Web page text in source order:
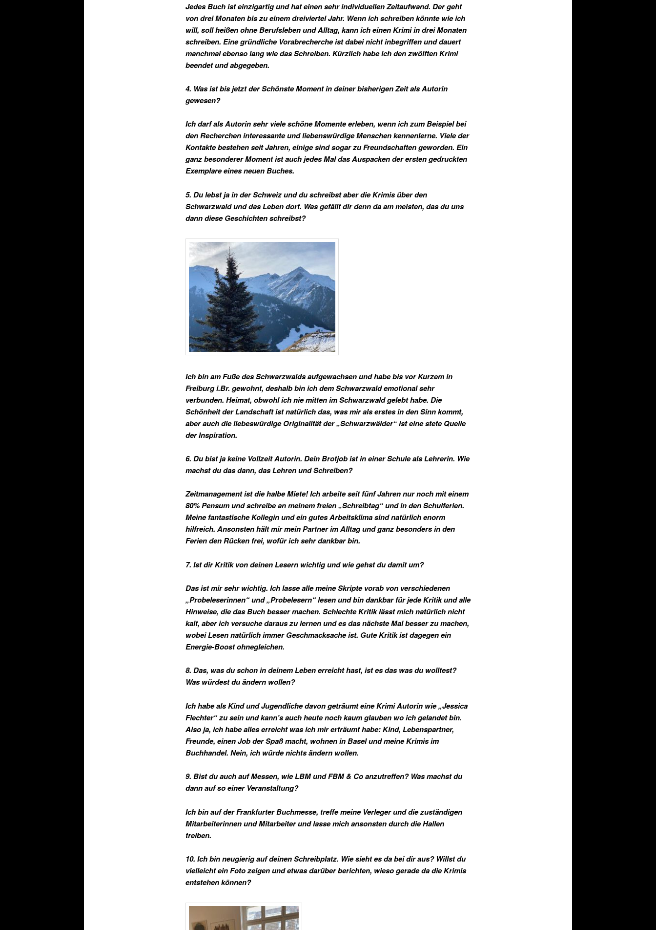
Jedes Buch ist einzigartig und hat einen sehr individuellen Zeitaufwand. Der geht
von drei Monaten bis zu einem dreiviertel Jahr. Wenn ich schreiben könnte wie ich
will, soll heißen ohne Berufsleben und Alltag, kann ich einen Krimi in drei Monaten
schreiben. Eine gründliche Vorabrecherche ist dabei nicht inbegriffen und dauert
manchmal ebenso lang wie das Schreiben. Kürzlich habe ich den zwölften Krimi
beendet und abgegeben.
4. Was ist bis jetzt der Schönste Moment in deiner bisherigen Zeit als Autorin
gewesen?
Ich darf als Autorin sehr viele schöne Momente erleben, wenn ich zum Beispiel bei
den Recherchen interessante und liebenswürdige Menschen kennenlerne. Viele der
Kontakte bestehen seit Jahren, einige sind sogar zu Freundschaften geworden. Ein
ganz besonderer Moment ist auch jedes Mal das Auspacken der ersten gedruckten
Exemplare eines neuen Buches.
5. Du lebst ja in der Schweiz und du schreibst aber die Krimis über den
Schwarzwald und das Leben dort. Was gefällt dir denn da am meisten, das du uns
dann diese Geschichten schreibst?
Ich bin am Fuße des Schwarzwalds aufgewachsen und habe bis vor Kurzem in
Freiburg i.Br. gewohnt, deshalb bin ich dem Schwarzwald emotional sehr
verbunden. Heimat, obwohl ich nie mitten im Schwarzwald gelebt habe. Die
Schönheit der Landschaft ist natürlich das, was mir als erstes in den Sinn kommt,
aber auch die liebeswürdige Originalität der „Schwarzwälder“ ist eine stete Quelle
der Inspiration.
6. Du bist ja keine Vollzeit Autorin. Dein Brotjob ist in einer Schule als Lehrerin. Wie
machst du das dann, das Lehren und Schreiben?
Zeitmanagement ist die halbe Miete! Ich arbeite seit fünf Jahren nur noch mit einem
80% Pensum und schreibe an meinem freien „Schreibtag“ und in den Schulferien.
Meine fantastische Kollegin und ein gutes Arbeitsklima sind natürlich enorm
hilfreich. Ansonsten hält mir mein Partner im Alltag und ganz besonders in den
Ferien den Rücken frei, wofür ich sehr dankbar bin.
7. Ist dir Kritik von deinen Lesern wichtig und wie gehst du damit um?
Das ist mir sehr wichtig. Ich lasse alle meine Skripte vorab von verschiedenen
„Probeleserinnen“ und „Probelesern“ lesen und bin dankbar für jede Kritik und alle
Hinweise, die das Buch besser machen. Schlechte Kritik lässt mich natürlich nicht
kalt, aber ich versuche daraus zu lernen und es das nächste Mal besser zu machen,
wobei Lesen natürlich immer Geschmacksache ist. Gute Kritik ist dagegen ein
Energie-Boost ohnegleichen.
8. Das, was du schon in deinem Leben erreicht hast, ist es das was du wolltest?
Was würdest du ändern wollen?
Ich habe als Kind und Jugendliche davon geträumt eine Krimi Autorin wie „Jessica
Flechter“ zu sein und kann’s auch heute noch kaum glauben wo ich gelandet bin.
Also ja, ich habe alles erreicht was ich mir erträumt habe: Kind, Lebenspartner,
Freunde, einen Job der Spaß macht, wohnen in Basel und meine Krimis im
Buchhandel. Nein, ich würde nichts ändern wollen.
9. Bist du auch auf Messen, wie LBM und FBM & Co anzutreffen? Was machst du
dann auf so einer Veranstaltung?
Ich bin auf der Frankfurter Buchmesse, treffe meine Verleger und die zuständigen
Mitarbeiterinnen und Mitarbeiter und lasse mich ansonsten durch die Hallen
treiben.
10. Ich bin neugierig auf deinen Schreibplatz. Wie sieht es da bei dir aus? Willst du
vielleicht ein Foto zeigen und etwas darüber berichten, wieso gerade da die Krimis
entstehen können?